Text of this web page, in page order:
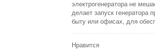
электрогенератора не
делает запуск
быту или офисах, для
Нравится